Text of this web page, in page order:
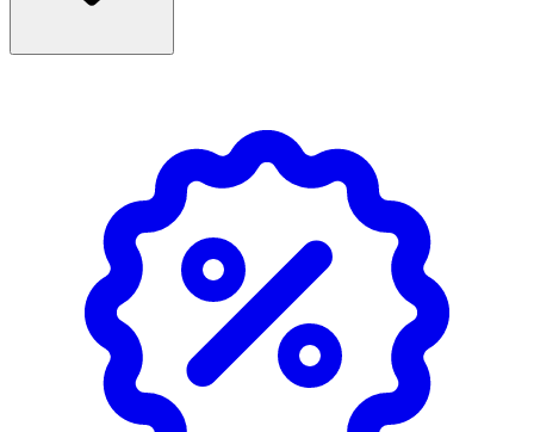
· Små, mjuka kapslar som är lätta att svälja.
· Innehåller omega-3 från algen Schizochytrium sp.
· Algerna odlas under kontrollerade förhållanden i
slutna behållare.
· Råvaran renas och är fri från föroreningar och
miljögifter.